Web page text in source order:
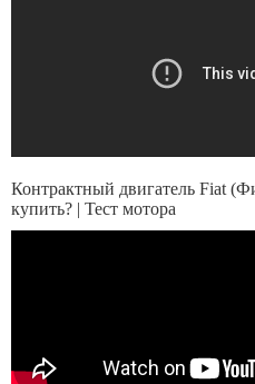
Контрактный двигатель Fiat
купить? | Тест мотора